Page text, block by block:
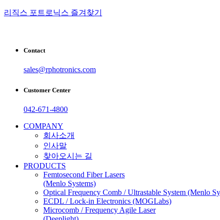
리직스 포트로닉스 즐겨찾기
Contact
sales@rphotronics.com
Customer Center
042-671-4800
COMPANY
회사소개
인사말
찾아오시는 길
PRODUCTS
Femtosecond Fiber Lasers
(Menlo Systems)
Optical Frequency Comb / Ultrastable System (Menlo
ECDL / Lock-in Electronics (MOGLabs)
Microcomb / Frequency Agile Laser